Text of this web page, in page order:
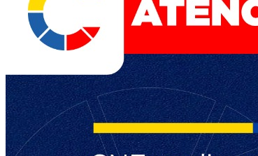
TRANSPARENCIA
TRANSPARENCIA
Enero
Transparencia Activa
Transparencia Focalizada
Transparencia
Colaborativ
Febrero
Transparencia Activa
Transparencia Focalizada